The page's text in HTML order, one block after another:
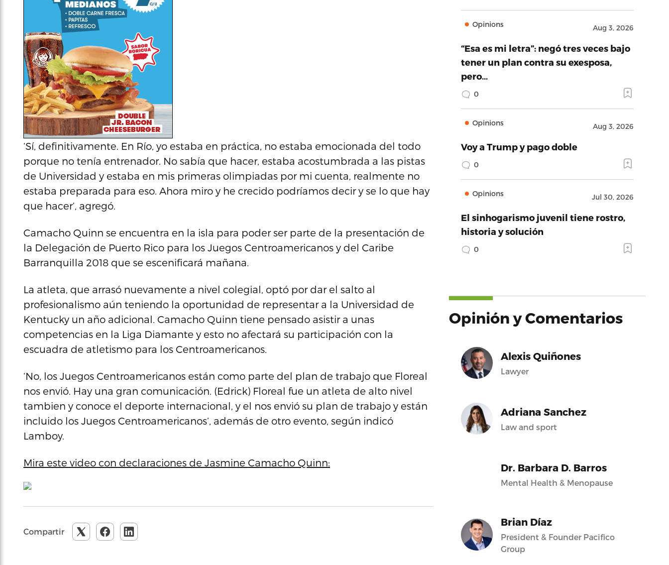
‘Sí, definitivamente. En Río, yo estaba en práctica, no estaba emocionada del todo
porque no tenía entrenador. No sabía que hacer, estaba acostumbrada a las pistas
de Universidad y estaba en mis primeras olimpiadas por mi cuenta, realmente no
estaba preparada para eso. Ahora miro y he crecido podríamos decir y se lo que hay
que hacer’, agregó.
Camacho Quinn se encuentra en la isla para poder ser parte de la presentación de
la Delegación de Puerto Rico para los Juegos Centroamericanos y del Caribe
Barranquilla 2018 que se escenificará mañana.
La atleta, que arrasó nuevamente a nivel colegial, optó por dar el salto al
profesionalismo aún teniendo la oportunidad de representar a la Universidad de
Kentucky un año adicional. Camacho Quinn tiene pensado asistir a unas
competencias en la Liga Diamante y esto no afectará su participación con la
escuadra de atletismo para los Centroamericanos.
‘No, los Juegos Centroamericanos están como parte del plan de trabajo que Floreal
nos envió. Hay una gran comunicación. (Edrick) Floreal fue un atleta de alto nivel
tambien y conoce el deporte internacional, y el nos envió su plan de trabajo y están
incluido los Juegos Centroamericanos’, además de otro evento, según indicó
Lamboy.
Mira este video con declaraciones de Jasmine Camacho Quinn:
Compartir
Opinions Aug 3, 2026
“Esa es mi letra”: negó tres veces bajo
tener un plan contra su exesposa,
pero…
0
Opinions Aug 3, 2026
Voy a Trump y pago doble
0
Opinions Jul 30, 2026
El sinhogarismo juvenil tiene rostro,
historia y solución
0
Opinión y Comentarios
Alexis Quiñones
Lawyer
Adriana Sanchez
Law and sport
Dr. Barbara D. Barros
Mental Health & Menopause
Brian Díaz
President & Founder Pacifico
Group